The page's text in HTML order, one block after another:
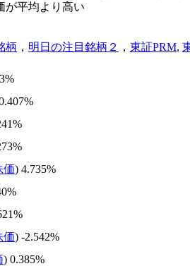
が平均より高い
柄 ， 明日の注目銘柄２ ， 東証PRM,
価) 4.735%
価) -2.542%
) 0.385%